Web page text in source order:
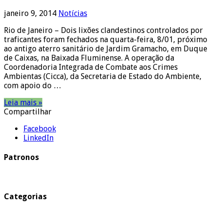
janeiro 9, 2014 Notícias
Rio de Janeiro – Dois lixões clandestinos controlados por
traficantes foram fechados na quarta-feira, 8/01, próximo
ao antigo aterro sanitário de Jardim Gramacho, em Duque
de Caixas, na Baixada Fluminense. A operação da
Coordenadoria Integrada de Combate aos Crimes
Ambientas (Cicca), da Secretaria de Estado do Ambiente,
com apoio do …
Leia mais »
Compartilhar
Facebook
LinkedIn
Patronos
Categorias